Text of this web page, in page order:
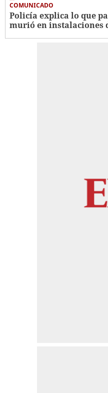
COMUNICADO
Policía explica lo que
murió en instalaciones